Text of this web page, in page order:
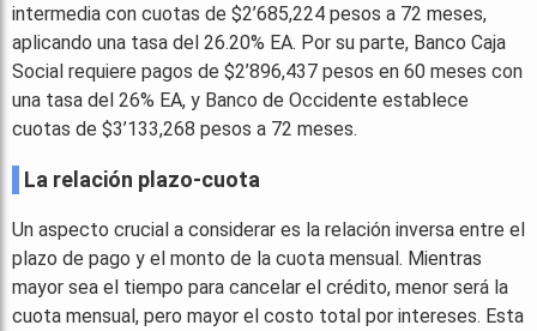
intermedia con cuotas de $2’685,224 pesos a 72 meses,
aplicando una tasa del 26.20% EA. Por su parte, Banco Caja
Social requiere pagos de $2’896,437 pesos en 60 meses con
una tasa del 26% EA, y Banco de Occidente establece
cuotas de $3’133,268 pesos a 72 meses.
La relación plazo-cuota
Un aspecto crucial a considerar es la relación inversa entre el
plazo de pago y el monto de la cuota mensual. Mientras
mayor sea el tiempo para cancelar el crédito, menor será la
cuota mensual, pero mayor el costo total por intereses. Esta